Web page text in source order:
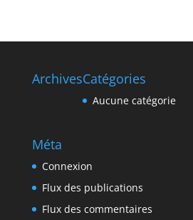
ArchivesCatégories
Aucune catégorie
Méta
Connexion
Flux des publications
Flux des commentaires